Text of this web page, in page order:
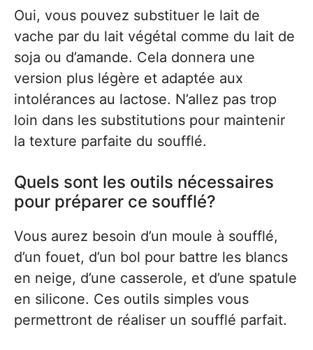
Oui, vous pouvez substituer le lait de
vache par du lait végétal comme du lait de
soja ou d’amande. Cela donnera une
version plus légère et adaptée aux
intolérances au lactose. N’allez pas trop
loin dans les substitutions pour maintenir
la texture parfaite du soufflé.
Quels sont les outils nécessaires
pour préparer ce soufflé?
Vous aurez besoin d’un moule à soufflé,
d’un fouet, d’un bol pour battre les blancs
en neige, d’une casserole, et d’une spatule
en silicone. Ces outils simples vous
permettront de réaliser un soufflé parfait.